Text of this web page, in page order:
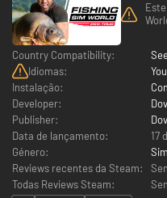
Country Compatibility:
Idiomas:
Instalação:
Developer:
Publisher:
Data de lançamento:
17
Género:
Reviews recentes da Steam:
Todas Reviews Steam: